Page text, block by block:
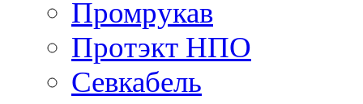
Промрукав
Протэкт НПО
Севкабель